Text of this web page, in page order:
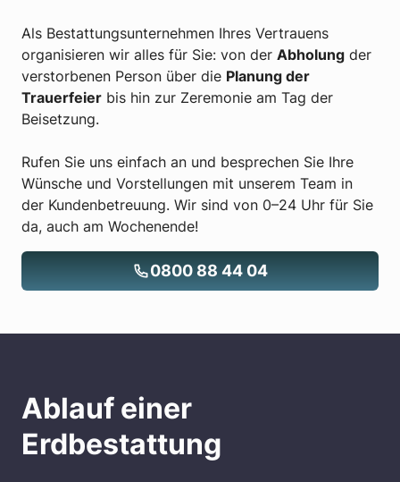
Als Bestattungsunternehmen Ihres Vertrauens
organisieren wir alles für Sie: von der Abholung der
verstorbenen Person über die Planung der
Trauerfeier bis hin zur Zeremonie am Tag der
Beisetzung.
Rufen Sie uns einfach an und besprechen Sie Ihre
Wünsche und Vorstellungen mit unserem Team in
der Kundenbetreuung. Wir sind von 0–24 Uhr für Sie
da, auch am Wochenende!
0800 88 44 04
Ablauf einer
Erdbestattung